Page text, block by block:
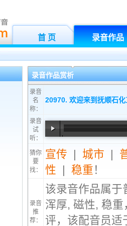
首 页 录音作品
录音作品赏析
录音
名
称：
20970. 欢迎来到抚顺石
录音
试
听：
猜你
要
找：
宣传 | 城市 |
性 | 稳重 ！
录音
推
荐：
该录音作品属于
浑厚, 磁性, 稳
评，该配音员适